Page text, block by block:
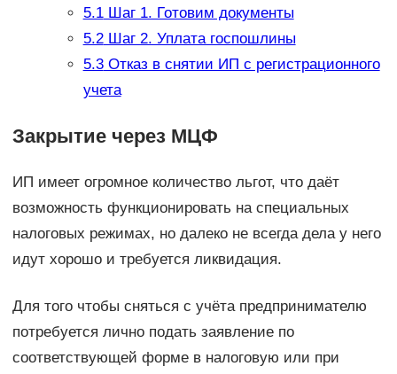
5.1Шаг 1. Готовим документы
5.2Шаг 2. Уплата госпошлины
5.3Отказ в снятии ИП с регистрационного
учета
Закрытие через МЦФ
ИП имеет огромное количество льгот, что даёт
возможность функционировать на специальных
налоговых режимах, но далеко не всегда дела у него
идут хорошо и требуется ликвидация.
Для того чтобы сняться с учёта предпринимателю
потребуется лично подать заявление по
соответствующей форме в налоговую или при